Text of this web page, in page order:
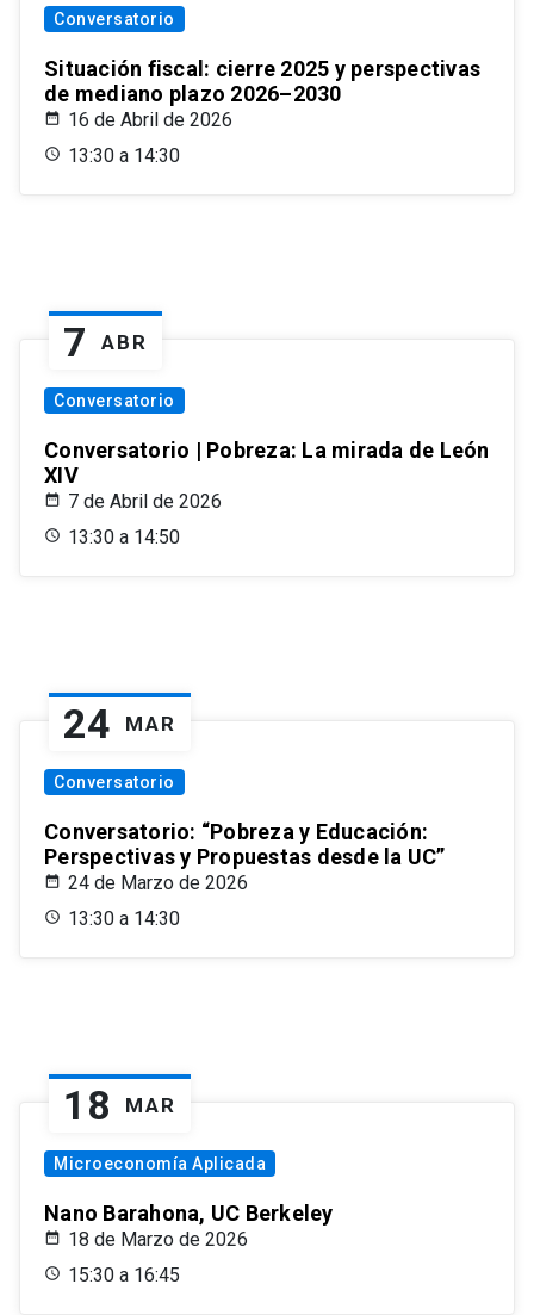
Conversatorio
Situación fiscal: cierre 2025 y perspectivas
de mediano plazo 2026–2030
16 de Abril de 2026
13:30 a 14:30
7 ABR
Conversatorio
Conversatorio | Pobreza: La mirada de León
XIV
7 de Abril de 2026
13:30 a 14:50
24 MAR
Conversatorio
Conversatorio: “Pobreza y Educación:
Perspectivas y Propuestas desde la UC”
24 de Marzo de 2026
13:30 a 14:30
18 MAR
Microeconomía Aplicada
Nano Barahona, UC Berkeley
18 de Marzo de 2026
15:30 a 16:45